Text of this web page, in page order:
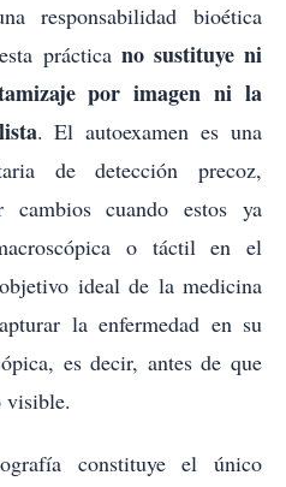
responsabilidad bioética
práctica no sustituye ni
por imagen ni la
. El autoexamen es una
de detección precoz,
cambios cuando estos ya
o táctil en el
ideal de la medicina
la enfermedad en su
es decir, antes de que
visible.
constituye el único